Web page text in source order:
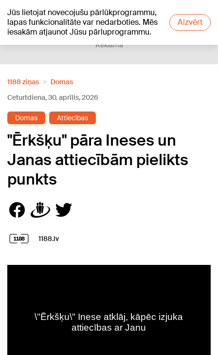
Jūs lietojat novecojušu pārlūkprogrammu,
lapas funkcionalitāte var nedarboties. Mēs
iesakām atjaunot Jūsu pārluprogrammu.
Aizvērt
+18°C
Reklāma
1188 ziņas
Domas
Ceturtdiena, 30. aprīlis, 2026
Domas Attiecības
"Ērkšķu" pāra Ineses un
Janas attiecībām pielikts
punkts
1188.lv